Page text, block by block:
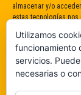
almacenar y/o
estas tecnologías nos
consentimiento
funciones.
Utilizamos
funcionamiento
servicios.
necesarias o